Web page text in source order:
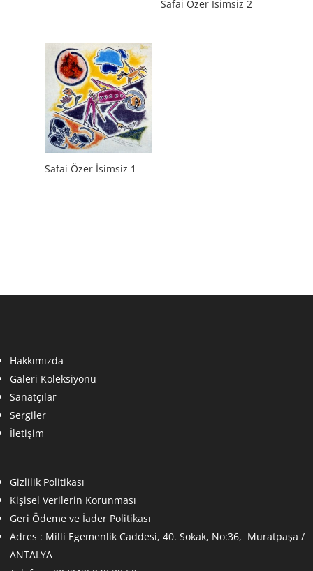
Safai Özer İsimsiz 2
Safai Özer İsimsiz 1
Hakkımızda
Galeri Koleksiyonu
Sanatçılar
Sergiler
İletişim
Gizlilik Politikası
Kişisel Verilerin Korunması
Geri Ödeme ve İader Politikası
Adres : Milli Egemenlik Caddesi, 40. Sokak, No:36, Muratpaşa /
ANTALYA